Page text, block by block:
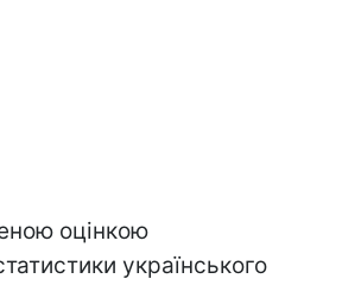
оцінкою
українського